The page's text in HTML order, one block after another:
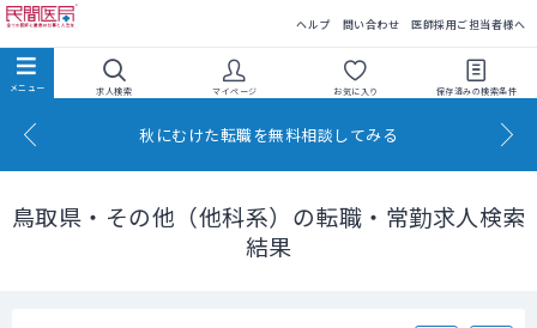
ヘルプ 問い合わせ 医師採用ご担当者様へ
求人検索 マイページ お気に入り 保存済みの検索条件
秋にむけた転職を無料相談してみる
鳥取県・その他（他科系）の転職・常勤求人検索
結果